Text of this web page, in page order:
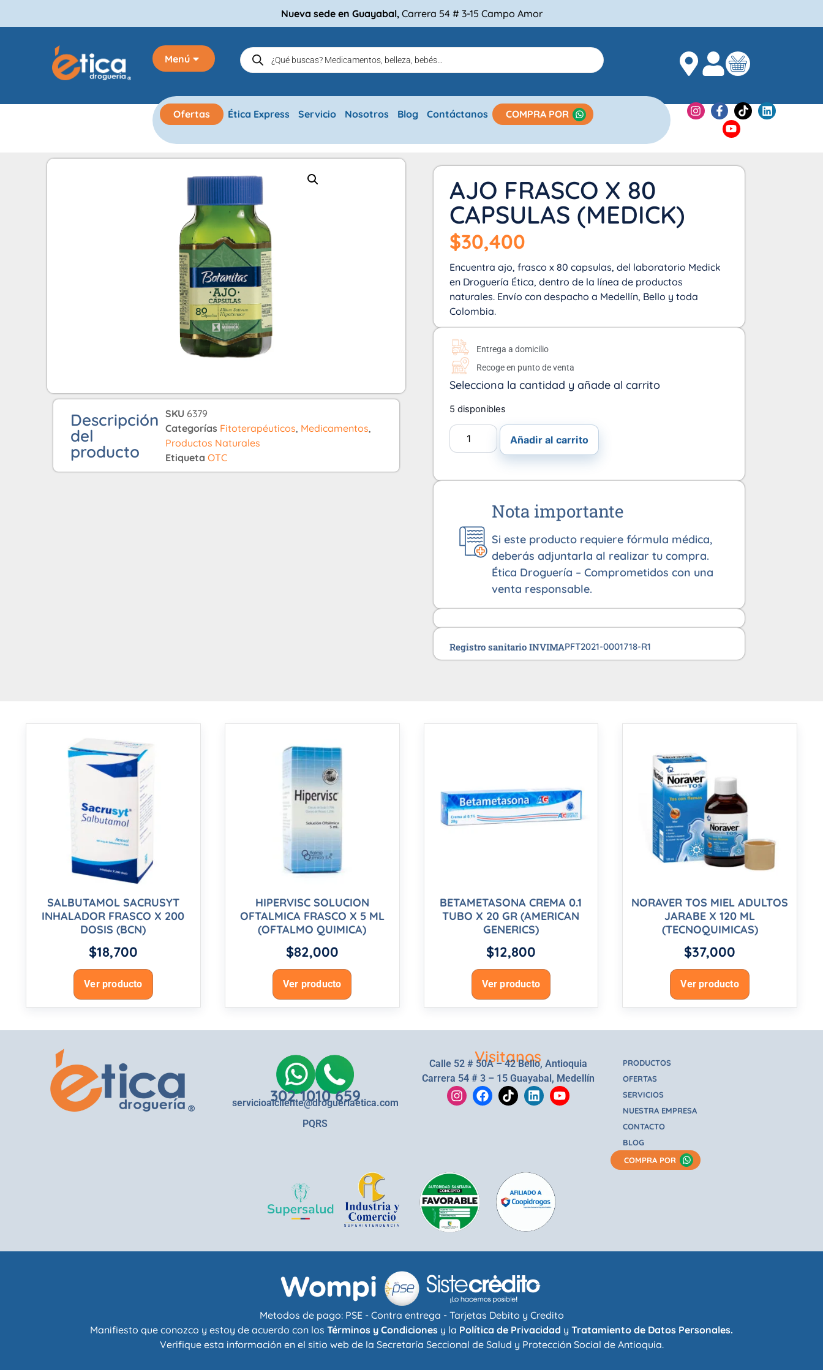
Nueva sede en Guayabal, Carrera 54 # 3-15 Campo Amor
Menú
Ofertas Ética Express Servicio Nosotros Blog Contáctanos COMPRA POR
Descripción
del
producto
SKU 6379
Categorías Fitoterapéuticos, Medicamentos,
Productos Naturales
Etiqueta OTC
AJO FRASCO X 80
CAPSULAS (MEDICK)
$30,400
Encuentra ajo, frasco x 80 capsulas, del laboratorio Medick
en Droguería Ética, dentro de la línea de productos
naturales. Envío con despacho a Medellín, Bello y toda
Colombia.
Entrega a domicilio
Recoge en punto de venta
Selecciona la cantidad y añade al carrito
5 disponibles
Añadir al carrito
Nota importante
Si este producto requiere fórmula médica,
deberás adjuntarla al realizar tu compra.
Ética Droguería – Comprometidos con una
venta responsable.
Registro sanitario INVIMAPFT2021-0001718-R1
SALBUTAMOL SACRUSYT
INHALADOR FRASCO X 200
DOSIS (BCN)
$18,700
Ver producto
HIPERVISC SOLUCION
OFTALMICA FRASCO X 5 ML
(OFTALMO QUIMICA)
$82,000
Ver producto
BETAMETASONA CREMA 0.1
TUBO X 20 GR (AMERICAN
GENERICS)
$12,800
Ver producto
NORAVER TOS MIEL ADULTOS
JARABE X 120 ML
(TECNOQUIMICAS)
$37,000
Ver producto
302 1010 659
servicioalcliente@drogueriaetica.com
PQRS
Visitanos
Calle 52 # 50A – 42 Bello, Antioquia
Carrera 54 # 3 – 15 Guayabal, Medellín
PRODUCTOS
OFERTAS
SERVICIOS
NUESTRA EMPRESA
CONTACTO
BLOG
COMPRA POR
Metodos de pago: PSE - Contra entrega - Tarjetas Debito y Credito
Manifiesto que conozco y estoy de acuerdo con los Términos y Condiciones y la Política de Privacidad y Tratamiento de Datos Personales.
Verifique esta información en el sitio web de la Secretaría Seccional de Salud y Protección Social de Antioquia.